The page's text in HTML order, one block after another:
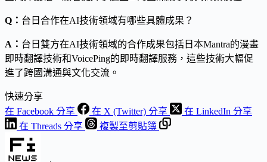
Q： 台日合作在AI技術領域有哪些具體成果？
A： 台日雙方在AI技術領域的合作成果包括日本Mantra的漫畫
即時翻譯技術和VoicePing的即時翻譯服務，這些技術大幅促
進了跨國溝通與文化交流。
快速分享
在 Facebook 分享
在 X (Twitter) 分享
在 LinkedIn 分享
在 Threads 分享
複製至剪貼簿